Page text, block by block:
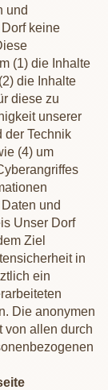
und
keine
(1) die Inhalte
die Inhalte
diese zu
unserer
der Technik
(4) um
und
Unser Dorf
Ziel
in
ein
Die anonymen
von allen durch